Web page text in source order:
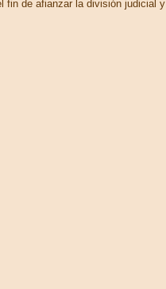
de afianzar la división judicial